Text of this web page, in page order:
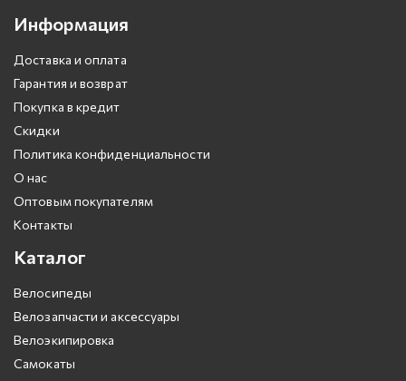
Информация
Доставка и оплата
Гарантия и возврат
Покупка в кредит
Скидки
Политика конфиденциальности
О нас
Оптовым покупателям
Контакты
Каталог
Велосипеды
Велозапчасти и аксессуары
Велоэкипировка
Самокаты